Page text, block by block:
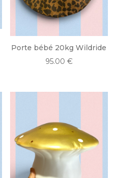
Porte bébé 20kg Wildride
95.00 €